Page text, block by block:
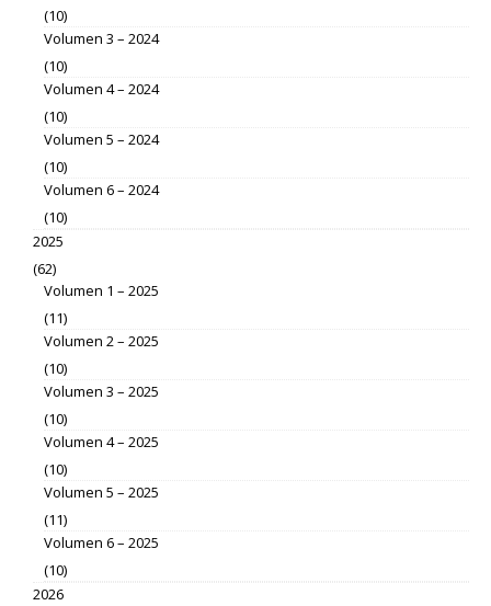
(10)
Volumen 3 – 2024
(10)
Volumen 4 – 2024
(10)
Volumen 5 – 2024
(10)
Volumen 6 – 2024
(10)
2025
(62)
Volumen 1 – 2025
(11)
Volumen 2 – 2025
(10)
Volumen 3 – 2025
(10)
Volumen 4 – 2025
(10)
Volumen 5 – 2025
(11)
Volumen 6 – 2025
(10)
2026